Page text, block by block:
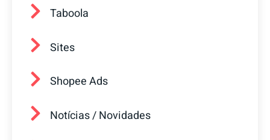
Taboola
Sites
Shopee Ads
Notícias / Novidades